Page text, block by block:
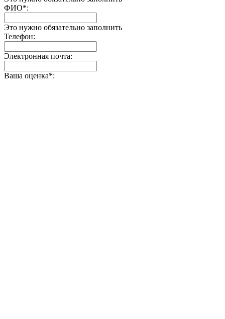
ФИО*:
Это нужно обязательно заполнить
Телефон:
Электронная почта:
Ваша оценка*: